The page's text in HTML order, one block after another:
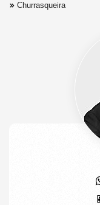
Churrasqueira